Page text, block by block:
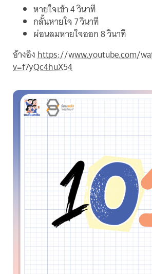
หายใจเข้า 4 วินาที
กลั้นหายใจ 7 วินาที
ผ่อนลมหายใจออก 8 วินาที
อ้างอิงhttps://www.youtube.com/
v=f7yQc4huX54